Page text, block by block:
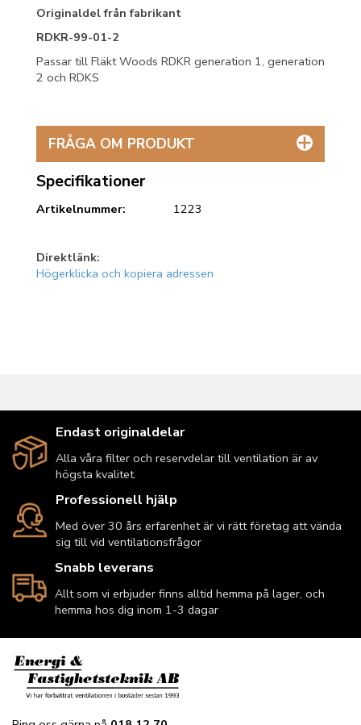
Originaldel från fabrikant
RDKR-99-01-2
Passar till Fläkt Woods RDKR generation 1, generation
2 och RDKS
FRÅGA OM PRODUKT
Specifikationer
Artikelnummer: 1223
Direktlänk:
Högerklicka och kopiera adressen
Endast originaldelar
Alla våra filter och reservdelar till ventilation är av
högsta kvalitet.
Professionell hjälp
Med över 30 års erfarenhet är vi rätt företag att vända
sig till vid ventilationsfrågor
Snabb leverans
Allt som vi erbjuder finns alltid hemma på lager, och
hemma hos dig inom 1-3 dagar